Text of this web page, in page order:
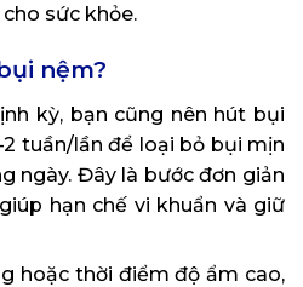
sức khỏe.
nệm?
kỳ, bạn cũng nên hút bụi
tuần/lần để loại bỏ bụi mịn
ngày. Đây là bước đơn giản
hạn chế vi khuẩn và giữ
hoặc thời điểm độ ẩm cao,